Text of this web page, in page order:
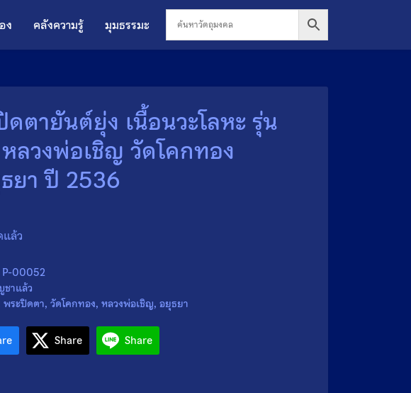
ง คลังความรู้ มุมธรรมะ
ตายันต์ยุ่ง เนื้อนวะโลหะ รุ่น
ลวงพ่อเชิญ วัดโคกทอง
ยา ปี 2536
ล้ว
P-00052
ชาแล้ว
พระปิดตา, วัดโคกทอง, หลวงพ่อเชิญ, อยุธยา
Share Share